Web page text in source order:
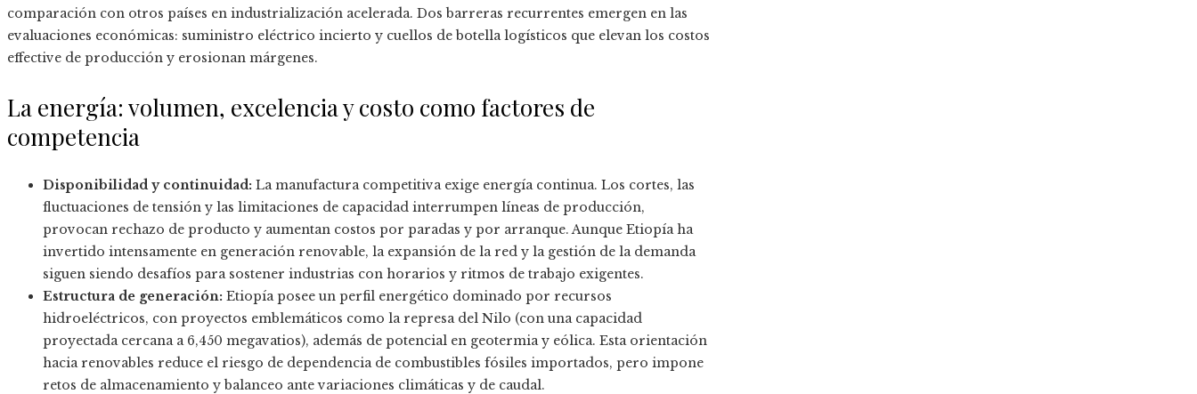
comparación con otros países en industrialización acelerada. Dos barreras recurrentes emergen en las
evaluaciones económicas: suministro eléctrico incierto y cuellos de botella logísticos que elevan los costos
effective de producción y erosionan márgenes.
La energía: volumen, excelencia y costo como factores de
competencia
Disponibilidad y continuidad: La manufactura competitiva exige energía continua. Los cortes, las
fluctuaciones de tensión y las limitaciones de capacidad interrumpen líneas de producción,
provocan rechazo de producto y aumentan costos por paradas y por arranque. Aunque Etiopía ha
invertido intensamente en generación renovable, la expansión de la red y la gestión de la demanda
siguen siendo desafíos para sostener industrias con horarios y ritmos de trabajo exigentes.
Estructura de generación: Etiopía posee un perfil energético dominado por recursos
hidroeléctricos, con proyectos emblemáticos como la represa del Nilo (con una capacidad
proyectada cercana a 6,450 megavatios), además de potencial en geotermia y eólica. Esta orientación
hacia renovables reduce el riesgo de dependencia de combustibles fósiles importados, pero impone
retos de almacenamiento y balanceo ante variaciones climáticas y de caudal.